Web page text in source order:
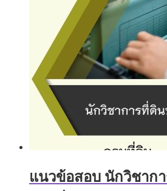
แนวข้อสอบ นักวิชาก